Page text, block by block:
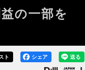
の一部を
送る
シェア
ト